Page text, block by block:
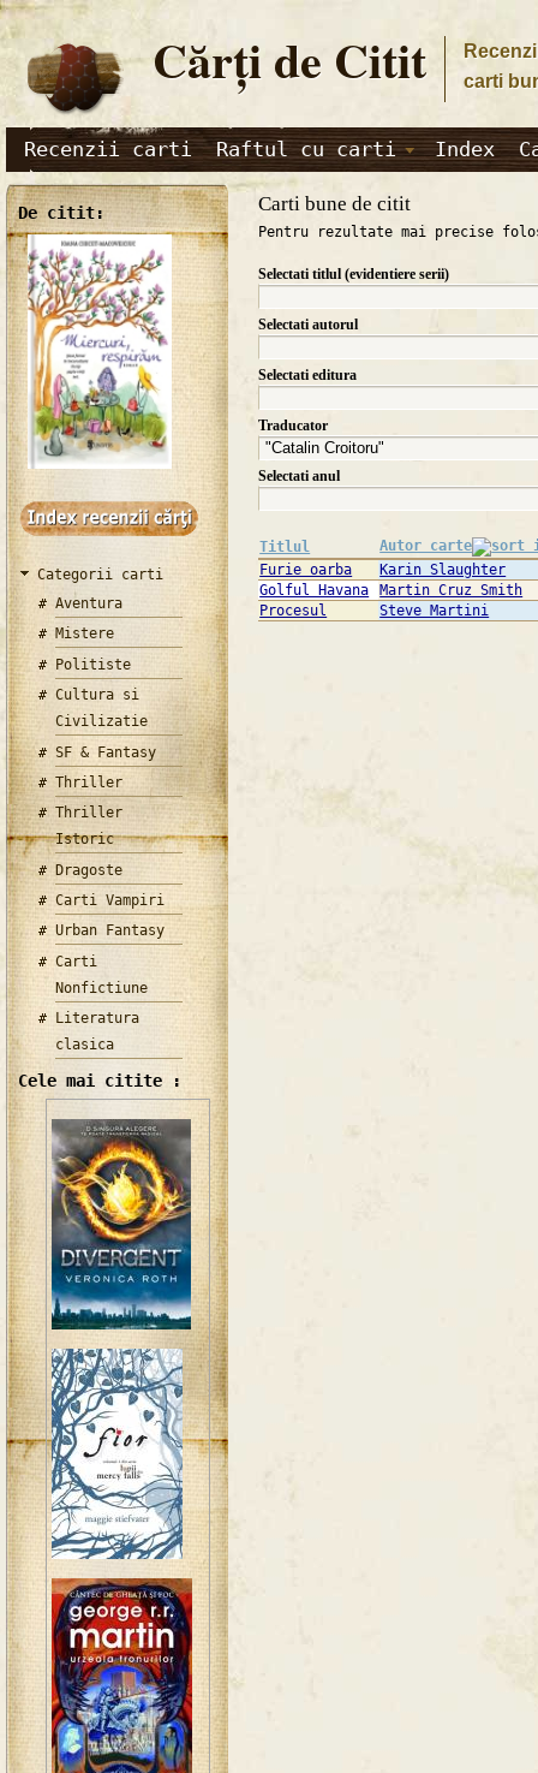
Cărţi de Citit
carti
Recenzii carti Raftul cu carti Index
De citit:
Categorii carti
Aventura
Mistere
Politiste
Cultura si
Civilizatie
SF & Fantasy
Thriller
Thriller
Istoric
Dragoste
Carti Vampiri
Urban Fantasy
Carti
Nonfictiune
Literatura
clasica
Cele mai citite :
Carti bune de citit
Pentru rezultate mai precise
Selectati titlul (evidentiere serii)
Selectati autorul
Selectati editura
Traducator
Selectati anul
Titlul
Autor carte
Furie oarba
Karin Slaughter
Golful Havana
Martin Cruz Smith
Procesul
Steve Martini